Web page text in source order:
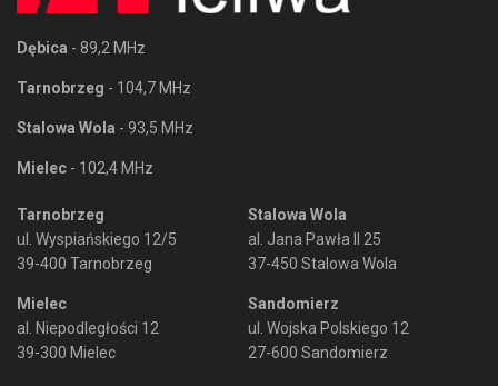
Dębica - 89,2 MHz
Tarnobrzeg - 104,7 MHz
Stalowa Wola - 93,5 MHz
Mielec - 102,4 MHz
Tarnobrzeg
ul. Wyspiańskiego 12/5
39-400 Tarnobrzeg
Mielec
al. Niepodległości 12
39-300 Mielec
Stalowa Wola
al. Jana Pawła II 25
37-450 Stalowa Wola
Sandomierz
ul. Wojska Polskiego 12
27-600 Sandomierz